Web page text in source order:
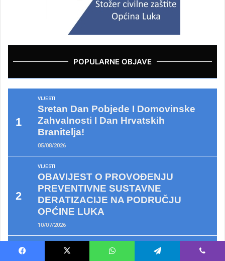
POPULARNE OBJAVE
VIJESTI
Sretan Dan Pobjede I Domovinske
Zahvalnosti I Dan Hrvatskih
Branitelja!
05/08/2026
VIJESTI
OBAVIJEST O PROVOĐENJU
PREVENTIVNE SUSTAVNE
DERATIZACIJE NA PODRUČJU
OPĆINE LUKA
10/07/2026
Mirisi Kotlovine I Uspjeh Ekipe